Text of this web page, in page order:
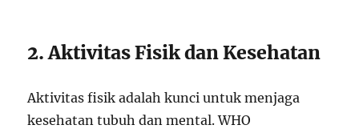
2. Aktivitas Fisik dan Kesehatan
Aktivitas fisik adalah kunci untuk menjaga
kesehatan tubuh dan mental. WHO